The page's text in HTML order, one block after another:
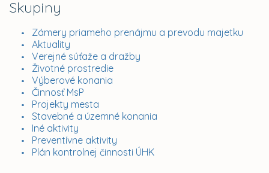
Skupiny
Zámery priameho prenájmu a prevodu majetku
Aktuality
Verejné súťaže a dražby
Životné prostredie
Výberové konania
Činnosť MsP
Projekty mesta
Stavebné a územné konania
Iné aktivity
Preventívne aktivity
Plán kontrolnej činnosti ÚHK